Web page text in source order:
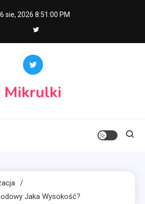
sie, 2026 8:51:01 PM
Mikrulki
Jaka Wysokość?